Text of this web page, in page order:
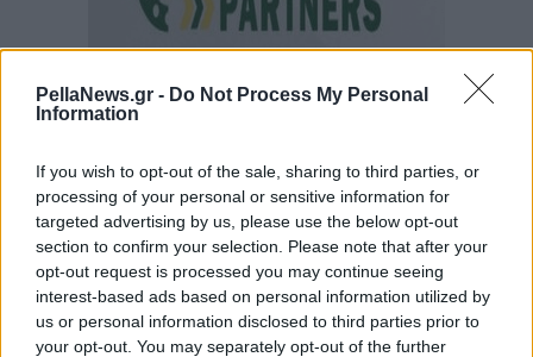
PellaNews.gr - Do Not Process My Personal
Information
If you wish to opt-out of the sale, sharing to third parties, or
processing of your personal or sensitive information for
targeted advertising by us, please use the below opt-out
section to confirm your selection. Please note that after your
opt-out request is processed you may continue seeing
interest-based ads based on personal information utilized by
us or personal information disclosed to third parties prior to
your opt-out. You may separately opt-out of the further